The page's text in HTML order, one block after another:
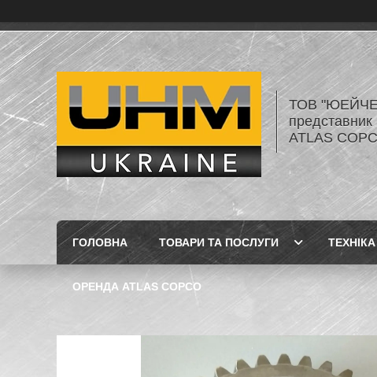
ТОВ
представник
ATLAS
ГОЛОВНА ТОВАРИ ТА ПОСЛУГИ ТЕХНІКА
ОРЕНДА ATLAS COPCO